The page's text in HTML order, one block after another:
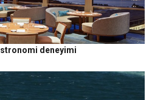
deneyimi